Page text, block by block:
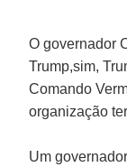
O governador
Trump,sim,
Comando
organização
Um